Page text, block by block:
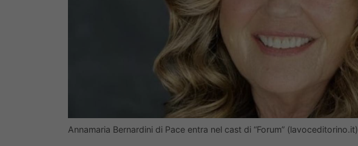
Annamaria Bernardini di Pace entra nel cast di “Forum” (lavoceditorino.it)